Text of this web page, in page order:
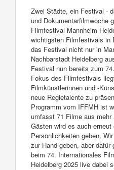
Zwei Städte, ein Festival -
und Dokumentarfilmwoche
Filmfestival Mannheim
wichtigsten Filmfestivals in
das Festival nicht nur in
Nachbarstadt Heidelberg
Festival nun bereits zum
Fokus des Filmfestivals
Filmkünstlerinnen und -
neue Regietalente zu
Programm vom IFFMH ist
umfasst 71 Filme aus
Gästen wird es auch
Persönlichkeiten geben.
zur Hand geben, aber
beim 74. Internationales
Heidelberg 2025 live dabei